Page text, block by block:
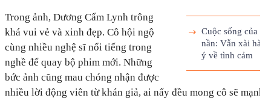
Cuộc sống của
nần: Vẫn xài
ý về tình cảm
Trong ảnh, Dương Cẩm Lynh trông
khá vui vẻ và xinh đẹp. Cô hội ngộ
cùng nhiều nghệ sĩ nổi tiếng trong
nghề để quay bộ phim mới. Những
bức ảnh cũng mau chóng nhận được
nhiều lời động viên từ khán giả, ai nấy đều mong cô sẽ mạnh